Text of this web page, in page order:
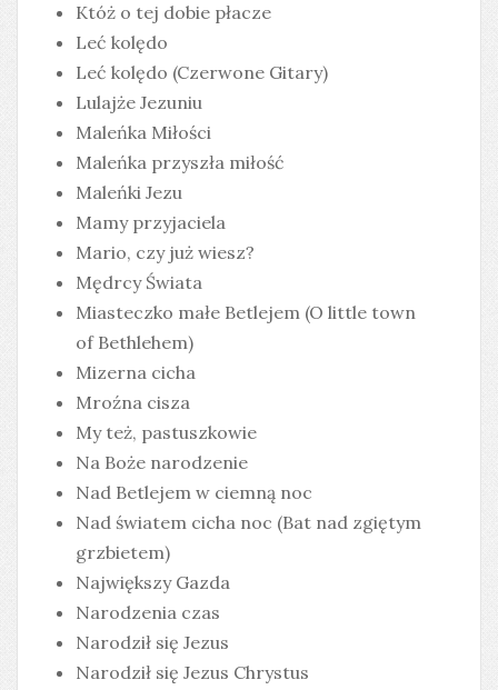
Któż o tej dobie płacze
Leć kolędo
Leć kolędo (Czerwone Gitary)
Lulajże Jezuniu
Maleńka Miłości
Maleńka przyszła miłość
Maleńki Jezu
Mamy przyjaciela
Mario, czy już wiesz?
Mędrcy Świata
Miasteczko małe Betlejem (O little town
of Bethlehem)
Mizerna cicha
Mroźna cisza
My też, pastuszkowie
Na Boże narodzenie
Nad Betlejem w ciemną noc
Nad światem cicha noc (Bat nad zgiętym
grzbietem)
Największy Gazda
Narodzenia czas
Narodził się Jezus
Narodził się Jezus Chrystus